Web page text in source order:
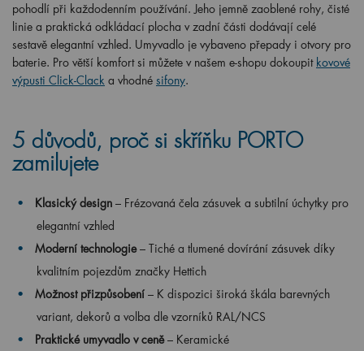
pohodlí při každodenním používání. Jeho jemně zaoblené rohy, čisté
linie a praktická odkládací plocha v zadní části dodávají celé
sestavě elegantní vzhled. Umyvadlo je vybaveno přepady i otvory pro
baterie. Pro větší komfort si můžete v našem e-shopu dokoupit kovové
výpusti Click-Clack a vhodné sifony.
5 důvodů, proč si skříňku PORTO
zamilujete
Klasický design – Frézovaná čela zásuvek a subtilní úchytky pro
elegantní vzhled
Moderní technologie – Tiché a tlumené dovírání zásuvek díky
kvalitním pojezdům značky Hettich
Možnost přizpůsobení – K dispozici široká škála barevných
variant, dekorů a volba dle vzorníků RAL/NCS
Praktické umyvadlo v ceně – Keramické